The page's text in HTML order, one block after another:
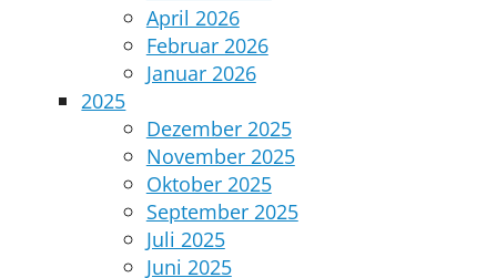
April 2026
Februar 2026
Januar 2026
2025
Dezember 2025
November 2025
Oktober 2025
September 2025
Juli 2025
Juni 2025